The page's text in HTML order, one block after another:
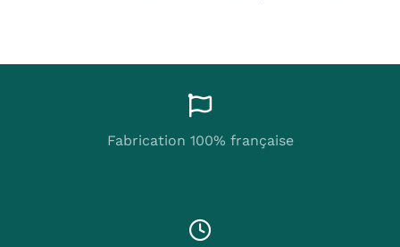
Fabrication 100% française